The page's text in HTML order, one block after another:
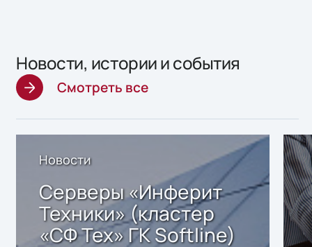
Новости, истории и события
Смотреть все
Новости
Серверы «Инферит
Техники» (кластер
«СФ Тех» ГК Softline)